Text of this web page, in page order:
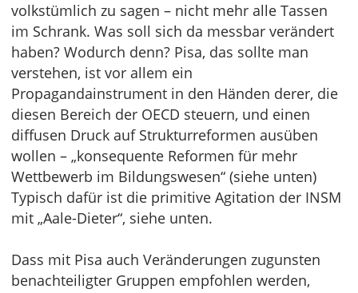
volkstümlich zu sagen – nicht mehr alle Tassen
im Schrank. Was soll sich da messbar verändert
haben? Wodurch denn? Pisa, das sollte man
verstehen, ist vor allem ein
Propagandainstrument in den Händen derer, die
diesen Bereich der OECD steuern, und einen
diffusen Druck auf Strukturreformen ausüben
wollen – „konsequente Reformen für mehr
Wettbewerb im Bildungswesen“ (siehe unten)
Typisch dafür ist die primitive Agitation der INSM
mit „Aale-Dieter“, siehe unten.
Dass mit Pisa auch Veränderungen zugunsten
benachteiligter Gruppen empfohlen werden,